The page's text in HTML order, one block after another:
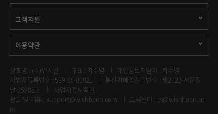
고객지원
이용약관
상호명 : (주)위시빈 대표 : 최주영
개인정보책임자 : 최주영
사업자등록번호 : 599-88-01021
통신판매업신고번호 : 제2023-서울강
남-05908호
사업자정보확인
광고 및 제휴 : support@wishbeen.com
고객센터 : cs@wishbeen.co
m